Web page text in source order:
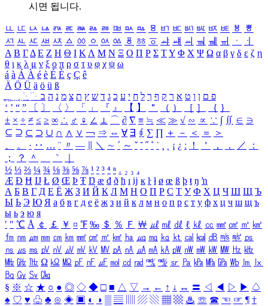
시면 됩니다.
ㅥ ㅦ ㅧ ㅨ ㅩ ㅪ ㅫ ㅬ ㅭ ㅮ ㅯ ㅰ ㅱ ㅲ ㅳ ㅴ ㅵ ㅶ ㅷ ㅸ
ㅹ
ㅺ ㅻ ㅼ ㅽ ㅾ ㅿ ㆀ ㆁ ㆂ ㆃ ㆄ ㆅ ㆆ ㆇ ㆈ ㆉ ㆊ ㆋ ㆌ ㆍ
ㆎ
Α Β ΓΔ Ε Ζ Η Θ Ι ΚΛ Μ Ν Ξ Ο Π Ρ Σ ΤΥ Φ Χ Ψ Ω α β γ δ ε ζ η
θ ι κ λ μ ν ξ ο π ρ σ τ υ φ χ ψ ω
á à Á À é è É È ç Ç ê
Ä Ö Ü ä ö ü ß
ִֶֹ ֻּ ׁׂ פ ם ן ו ט א ר ק ף ך ל ח י ע כ ג ד ש ץ ת צ מ נ ה ב
‘ ’ “ ” 〔 〕 〈 〉 「 」 『 』 【 】 ＂ （ ） ［ ］ ｛ ｝
± × ÷ ≠ ≤ ≥ ∞ ∴ ♂ ♀ ∠ ⊥ ⌒ ∂ ∇ ≡ ≒ ≪ ≫ √ ∽ ∝ ∵ ∫ ∬ ∈ ∋
⊆ ⊇ ⊂ ⊃ ∪ ∩ ∧ ∨ ￢ ⇒ ⇔ ∀ ∃ ∮ ∑ ∏ ＋ － ＜ ＝
＞
、
。 · ‥ … ¨ 〃 ― ＼ ∼ ´ ～ ˇ ˘ ˝ ˚ ˙ ¸ ¡ ¿ ː ！ ＇ ， ． ／
：
；
？ ＾ ｀
½ ⅓ ⅔ ¼ ¾ ⅛ ⅜ ⅝ ⅞ ¹ ² ³ ⁴ ⁿ ₁ ₂ ₃ ₄
Æ Ð Ħ Ĳ Ł Ø Œ Þ Ŧ Ŋ æ đ ð ħ ı ĳ ĸ ŀ ł ø œ ß þ ŧ ŋ ŉ
А Б В Г Д Е Ё Ж З И Й К Л М Н О П Р С Т У Ф Х Ц Ч Ш Щ Ъ
Ы Ь Э Ю Я а б в г д е ё ж з и й к л м н о п р с т у ф х ц ч ш щ ъ
ы ь э ю я
′ ″ ℃ Å ￠ ￡ ￥ ¤ ℉ ‰ ＄ ％ Ｆ ￦ ㎕ ㎖ ㎗ ℓ ㎘ ㏄ ㎣ ㎤ ㎥ ㎦
㎙ ㎚ ㎛ ㎜ ㎝ ㎞ ㎟ ㎠ ㎡ ㎢ ㏊ ㎍ ㎎ ㎏ ㏏ ㎈ ㎉ ㏈ ㎧ ㎨ ㎰
㎱ ㎲ ㎳ ㎴ ㎵ ㎶ ㎷ ㎸ ㎹ ㎀ ㎁ ㎂ ㎃ ㎄ ㎺ ㎻ ㎽ ㎾ ㎿ ㎐ ㎑
㎒ ㎓ ㎔ Ω ㏀ ㏁ ㎊ ㎋ ㎌ ㏖ ㏅ ㎭ ㎮ ㎯ ㏛ ㎩ ㎪ ㎫ ㎬ ㏝ ㏐
㏓
㏃ ㏉ ㏜ ㏆
§ ※ ☆ ★ ○ ● ◎ ◇ ◆ □ ■ △ ▽ → ← ↑ ↓ ↔ 〓 ◁ ◀ ▷ ▶ ♤
♠ ♡ ♥ ♧ ♣ ⊙ ◈ ▣ ◐ ◑ ▒ ▤ ▨ ▧ ▦ ▩ ♨ ☏ ☎ ☜ ☞ ¶ †